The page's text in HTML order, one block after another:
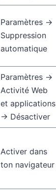
Paramètres →
Suppression
automatique
Paramètres →
Activité Web
et applications
→ Désactiver
Activer dans
ton navigateur